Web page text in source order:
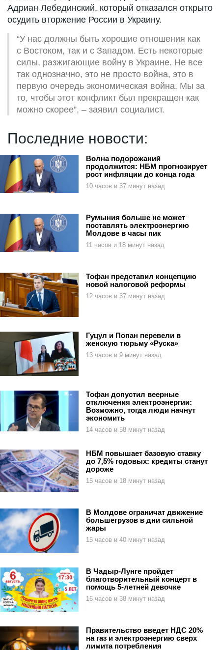
Адриан Лебединский, который отказался открыто
осудить вторжение России в Украину.
“У нас должны быть хорошие отношения как
с Востоком, так и с Западом. Есть некоторые
силы, разжигающие войну в Украине. Не все
так однозначно, это не просто война, это в
первую очередь экономическая война. Мы за
то, чтобы этот конфликт был прекращен как
можно скорее”, – заявил социалист.
Последние новости:
Волна подорожаний
продолжится: НБМ прогнозирует
рост инфляции до конца года
10 часов и 37 минут назад
Румыния больше не может
поставлять электроэнергию
Молдове в часы пик
11 часов и 18 минут назад
Тофан представил концепцию
новой налоговой реформы
12 часов и 37 минут назад
Гуцул и Попан перевели в
женскую тюрьму «Руска»
13 часов и 9 минут назад
Тофан допустил веерные
отключения электроэнергии:
Возможно, тогда люди начнут
экономить
14 часов и 58 минут назад
НБМ повышает базовую ставку
до 7,5% годовых: кредиты станут
дороже
15 часов и 18 минут назад
В Молдове ограничат движение
большегрузов в дни сильной
жары
15 часов и 40 минут назад
В Чадыр-Лунге пройдет
благотворительный концерт в
помощь 5-летней девочке
16 часов и 38 минут назад
Правительство введет НДС 20%
на газ и электроэнергию сверх
лимита потребления